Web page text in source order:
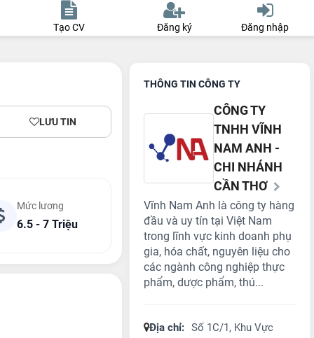
Tạo CV Đăng ký Đăng nhập
LƯU TIN
Mức lương
6.5 - 7 Triệu
THÔNG TIN CÔNG TY
CÔNG TY
TNHH VĨNH
NAM ANH -
CHI NHÁNH
CẦN THƠ
Vĩnh Nam Anh là công ty hàng
đầu và uy tín tại Việt Nam
trong lĩnh vực kinh doanh phụ
gia, hóa chất, nguyên liệu cho
các ngành công nghiệp thực
phẩm, dược phẩm, thú...
Địa chỉ: Số 1C/1, Khu Vực